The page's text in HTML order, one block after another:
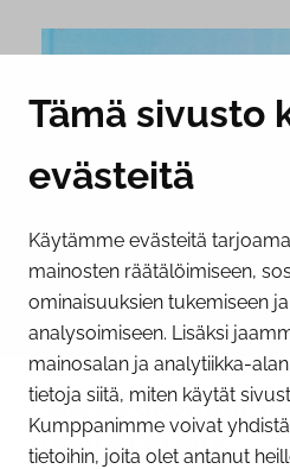
Tämä sivusto
evästeitä
Käytämme evästeitä
mainosten räätälöimiseen,
ominaisuuksien tukemiseen
analysoimiseen. Lisäksi
mainosalan ja analytiikka-
tietoja siitä, miten käytät
Kumppanimme voivat
tietoihin, joita olet antanut
09.06.2026
Huomioi Tornion
alikulkukohdat
joella kesällä